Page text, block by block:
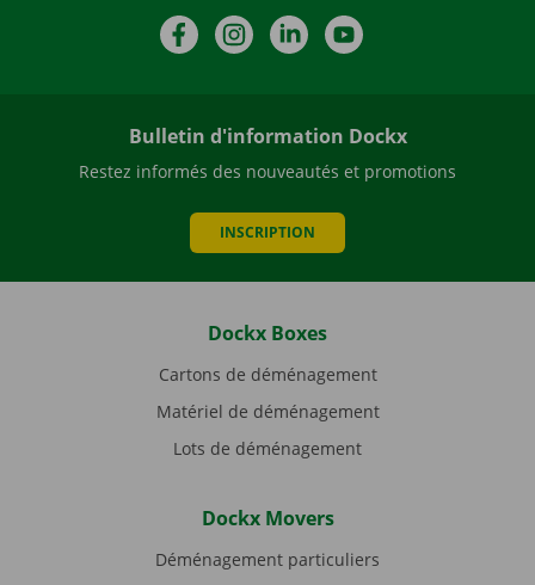
FacebookInstagramLinkedIn
Bulletin d'information Dockx
Restez informés des nouveautés et promotions
INSCRIPTION
Dockx Boxes
Cartons de déménagement
Matériel de déménagement
Lots de déménagement
Dockx Movers
Déménagement particuliers